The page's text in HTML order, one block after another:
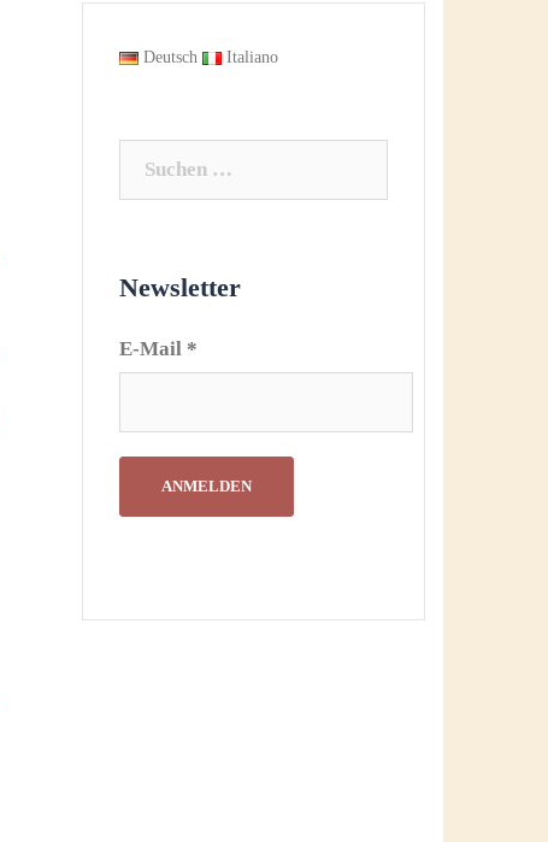
Deutsch Italiano
Newsletter
E-Mail *